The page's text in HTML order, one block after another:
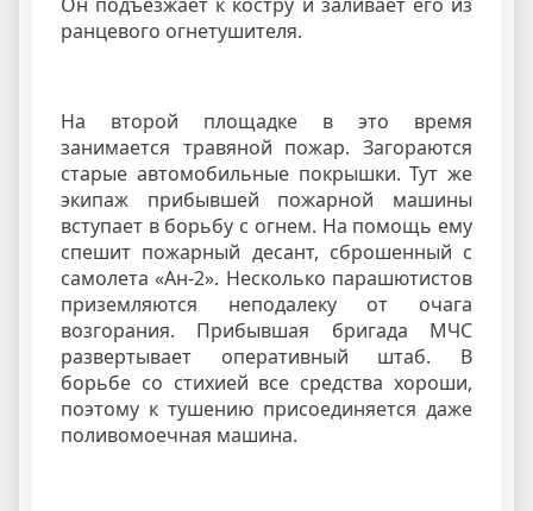
ранцевого огнетушителя.
На второй площадке в это время
занимается травяной пожар. Загораются
старые автомобильные покрышки. Тут же
экипаж прибывшей пожарной машины
вступает в борьбу с огнем. На помощь ему
спешит пожарный десант, сброшенный с
самолета «Ан-2». Несколько парашютистов
приземляются неподалеку от очага
возгорания. Прибывшая бригада МЧС
развертывает оперативный штаб. В
борьбе со стихией все средства хороши,
поэтому к тушению присоединяется даже
поливомоечная машина.